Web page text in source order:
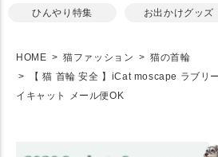
ひんやり特集 お出かけグッズ
HOME 猫ファッション
猫の首輪
【 猫 首輪 安全 】iCat moscape ラブリ
イキャット メール便OK